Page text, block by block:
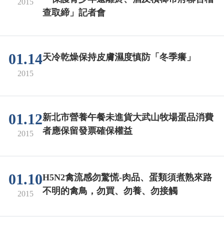
2015
查取締」記者會
01.14
2015
天冷乾燥保持皮膚濕度慎防「冬季癢」
01.12
2015
新北市營養午餐未進貨大武山牧場蛋品消費
者應保留發票確保權益
01.10
2015
H5N2禽流感勿驚慌-肉品、蛋類須煮熟來路
不明的禽鳥，勿買、勿養、勿接觸